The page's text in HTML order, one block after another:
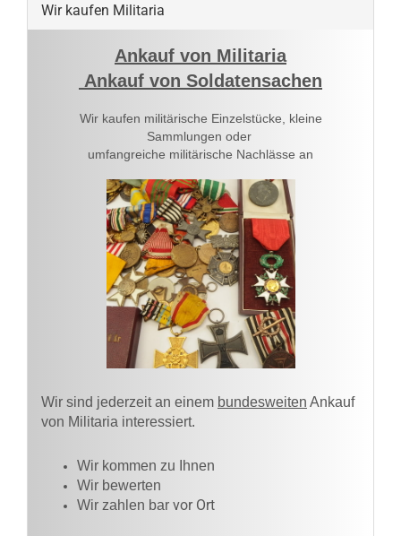
Wir kaufen Militaria
Ankauf von Militaria
Ankauf von Soldatensachen
Wir kaufen militärische Einzelstücke, kleine
Sammlungen oder
umfangreiche militärische Nachlässe an
Wir sind jederzeit an einem bundesweiten Ankauf
von Militaria interessiert.
Wir kommen zu Ihnen​
Wir bewerten
Wir zahlen bar vor Ort